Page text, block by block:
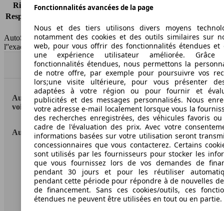
Risques partiels
-
Responsabilité civile
HSN/TSN
MC379x4Lxxxx/n.c.
AutoScout24 France SAS décline toute responsabilité concernant
l''exactitude des indications fournies.
Haut
AutoScout24: la plus grande plateforme en ligne de
voitures en Europe
AutoScout24
A propos d'AutoScout24
Conditions d'utilisation
Informations légales
Protection des données
Fonctionnalités avancées de la page
Nous et des tiers utilisons divers moyens
notamment des cookies et des outils similaires sur
web, pour vous offrir des fonctionnalités étendues et
une expérience utilisateur améliorée.
fonctionnalités étendues, nous permettons la
de notre offre, par exemple pour poursuivre vos
lors;une visite ultérieure, pour vous présenter
adaptées à votre région ou pour fournir et
publicités et des messages personnalisés. Nous
votre adresse e-mail localement lorsque vous la
des recherches enregistrées, des véhicules favoris
cadre de l'évaluation des prix. Avec votre
informations basées sur votre utilisation seront
concessionnaires que vous contacterez. Certains
sont utilisés par les fournisseurs pour stocker les
que vous fournissez lors de vos demandes de
pendant 30 jours et pour les réutiliser
pendant cette période pour répondre à de nouvelles
de financement. Sans ces cookies/outils, ces
étendues ne peuvent être utilisées en tout ou en partie.